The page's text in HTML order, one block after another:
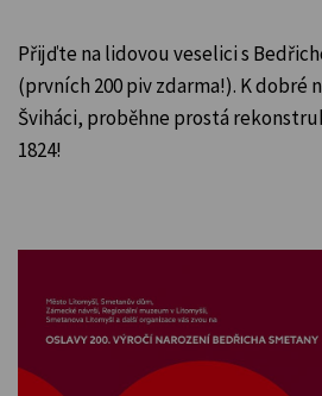
Přijďte na lidovou veselici s
(prvních 200 piv zdarma!). K dobré
Šviháci, proběhne prostá
1824!